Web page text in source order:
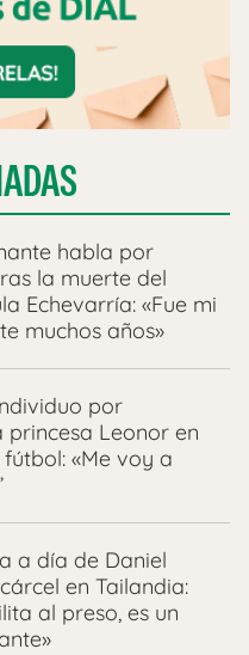
habla por
la muerte del
Echevarría: «Fue mi
muchos años»
por
princesa Leonor en
«Me voy a
a día de Daniel
en Tailandia:
al preso, es un